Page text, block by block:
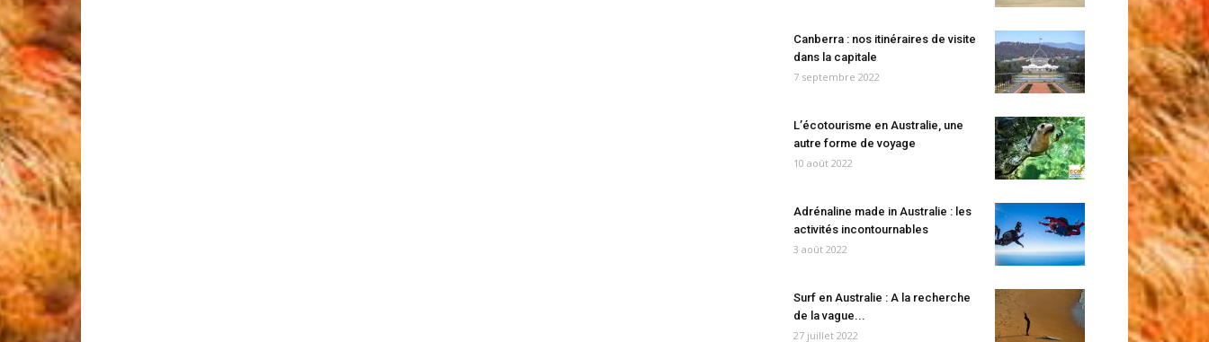
Canberra : nos itinéraires de visite
dans la capitale
7 septembre 2022
L’écotourisme en Australie, une
autre forme de voyage
10 août 2022
Adrénaline made in Australie : les
activités incontournables
3 août 2022
Surf en Australie : A la recherche
de la vague...
27 juillet 2022